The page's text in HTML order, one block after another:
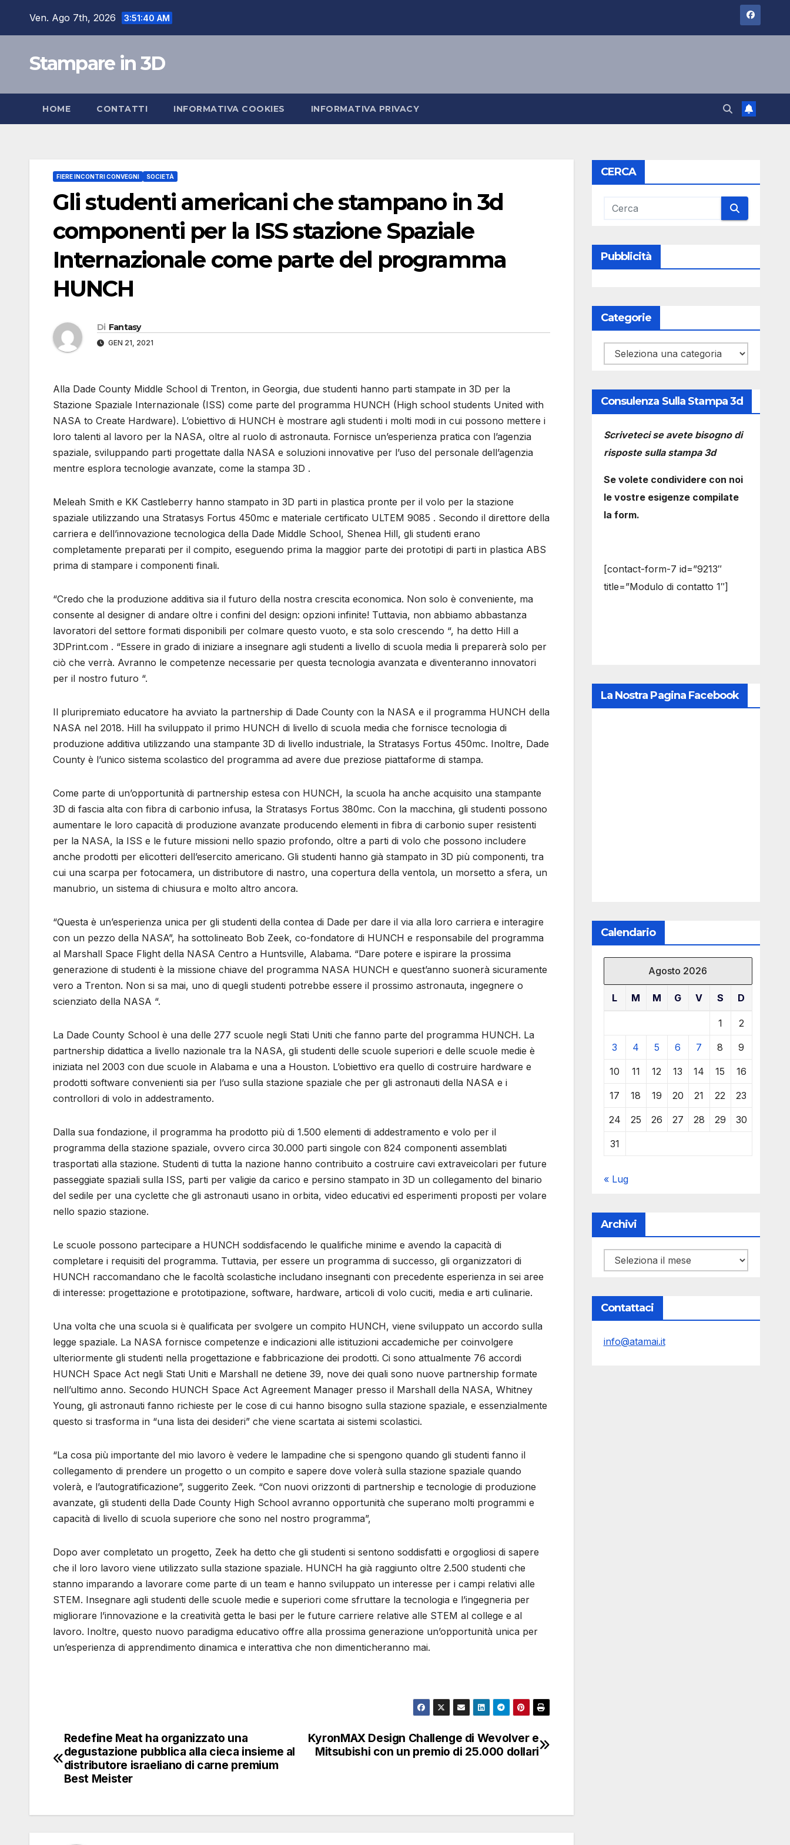
Ven. Ago 7th, 2026 3:51:41 AM
Stampare in 3D
HOME CONTATTI INFORMATIVA COOKIES INFORMATIVA PRIVACY
FIERE INCONTRI CONVEGNI SOCIETÀ
Gli studenti americani che stampano in 3d
componenti per la ISS stazione Spaziale
Internazionale come parte del programma
HUNCH
Di Fantasy
GEN 21, 2021
Alla Dade County Middle School di Trenton, in Georgia, due studenti hanno parti stampate in 3D per la
Stazione Spaziale Internazionale (ISS) come parte del programma HUNCH (High school students United with
NASA to Create Hardware). L’obiettivo di HUNCH è mostrare agli studenti i molti modi in cui possono mettere i
loro talenti al lavoro per la NASA, oltre al ruolo di astronauta. Fornisce un’esperienza pratica con l’agenzia
spaziale, sviluppando parti progettate dalla NASA e soluzioni innovative per l’uso del personale dell’agenzia
mentre esplora tecnologie avanzate, come la stampa 3D .
Meleah Smith e KK Castleberry hanno stampato in 3D parti in plastica pronte per il volo per la stazione
spaziale utilizzando una Stratasys Fortus 450mc e materiale certificato ULTEM 9085 . Secondo il direttore della
carriera e dell’innovazione tecnologica della Dade Middle School, Shenea Hill, gli studenti erano
completamente preparati per il compito, eseguendo prima la maggior parte dei prototipi di parti in plastica ABS
prima di stampare i componenti finali.
“Credo che la produzione additiva sia il futuro della nostra crescita economica. Non solo è conveniente, ma
consente al designer di andare oltre i confini del design: opzioni infinite! Tuttavia, non abbiamo abbastanza
lavoratori del settore formati disponibili per colmare questo vuoto, e sta solo crescendo “, ha detto Hill a
3DPrint.com . “Essere in grado di iniziare a insegnare agli studenti a livello di scuola media li preparerà solo per
ciò che verrà. Avranno le competenze necessarie per questa tecnologia avanzata e diventeranno innovatori
per il nostro futuro “.
Il pluripremiato educatore ha avviato la partnership di Dade County con la NASA e il programma HUNCH della
NASA nel 2018. Hill ha sviluppato il primo HUNCH di livello di scuola media che fornisce tecnologia di
produzione additiva utilizzando una stampante 3D di livello industriale, la Stratasys Fortus 450mc. Inoltre, Dade
County è l’unico sistema scolastico del programma ad avere due preziose piattaforme di stampa.
Come parte di un’opportunità di partnership estesa con HUNCH, la scuola ha anche acquisito una stampante
3D di fascia alta con fibra di carbonio infusa, la Stratasys Fortus 380mc. Con la macchina, gli studenti possono
aumentare le loro capacità di produzione avanzate producendo elementi in fibra di carbonio super resistenti
per la NASA, la ISS e le future missioni nello spazio profondo, oltre a parti di volo che possono includere
anche prodotti per elicotteri dell’esercito americano. Gli studenti hanno già stampato in 3D più componenti, tra
cui una scarpa per fotocamera, un distributore di nastro, una copertura della ventola, un morsetto a sfera, un
manubrio, un sistema di chiusura e molto altro ancora.
“Questa è un’esperienza unica per gli studenti della contea di Dade per dare il via alla loro carriera e interagire
con un pezzo della NASA”, ha sottolineato Bob Zeek, co-fondatore di HUNCH e responsabile del programma
al Marshall Space Flight della NASA Centro a Huntsville, Alabama. “Dare potere e ispirare la prossima
generazione di studenti è la missione chiave del programma NASA HUNCH e quest’anno suonerà sicuramente
vero a Trenton. Non si sa mai, uno di quegli studenti potrebbe essere il prossimo astronauta, ingegnere o
scienziato della NASA “.
La Dade County School è una delle 277 scuole negli Stati Uniti che fanno parte del programma HUNCH. La
partnership didattica a livello nazionale tra la NASA, gli studenti delle scuole superiori e delle scuole medie è
iniziata nel 2003 con due scuole in Alabama e una a Houston. L’obiettivo era quello di costruire hardware e
prodotti software convenienti sia per l’uso sulla stazione spaziale che per gli astronauti della NASA e i
controllori di volo in addestramento.
Dalla sua fondazione, il programma ha prodotto più di 1.500 elementi di addestramento e volo per il
programma della stazione spaziale, ovvero circa 30.000 parti singole con 824 componenti assemblati
trasportati alla stazione. Studenti di tutta la nazione hanno contribuito a costruire cavi extraveicolari per future
passeggiate spaziali sulla ISS, parti per valigie da carico e persino stampato in 3D un collegamento del binario
del sedile per una cyclette che gli astronauti usano in orbita, video educativi ed esperimenti proposti per volare
nello spazio stazione.
Le scuole possono partecipare a HUNCH soddisfacendo le qualifiche minime e avendo la capacità di
completare i requisiti del programma. Tuttavia, per essere un programma di successo, gli organizzatori di
HUNCH raccomandano che le facoltà scolastiche includano insegnanti con precedente esperienza in sei aree
di interesse: progettazione e prototipazione, software, hardware, articoli di volo cuciti, media e arti culinarie.
Una volta che una scuola si è qualificata per svolgere un compito HUNCH, viene sviluppato un accordo sulla
legge spaziale. La NASA fornisce competenze e indicazioni alle istituzioni accademiche per coinvolgere
ulteriormente gli studenti nella progettazione e fabbricazione dei prodotti. Ci sono attualmente 76 accordi
HUNCH Space Act negli Stati Uniti e Marshall ne detiene 39, nove dei quali sono nuove partnership formate
nell’ultimo anno. Secondo HUNCH Space Act Agreement Manager presso il Marshall della NASA, Whitney
Young, gli astronauti fanno richieste per le cose di cui hanno bisogno sulla stazione spaziale, e essenzialmente
questo si trasforma in “una lista dei desideri” che viene scartata ai sistemi scolastici.
“La cosa più importante del mio lavoro è vedere le lampadine che si spengono quando gli studenti fanno il
collegamento di prendere un progetto o un compito e sapere dove volerà sulla stazione spaziale quando
volerà, e l’autogratificazione”, suggerito Zeek. “Con nuovi orizzonti di partnership e tecnologie di produzione
avanzate, gli studenti della Dade County High School avranno opportunità che superano molti programmi e
capacità di livello di scuola superiore che sono nel nostro programma”,
Dopo aver completato un progetto, Zeek ha detto che gli studenti si sentono soddisfatti e orgogliosi di sapere
che il loro lavoro viene utilizzato sulla stazione spaziale. HUNCH ha già raggiunto oltre 2.500 studenti che
stanno imparando a lavorare come parte di un team e hanno sviluppato un interesse per i campi relativi alle
STEM. Insegnare agli studenti delle scuole medie e superiori come sfruttare la tecnologia e l’ingegneria per
migliorare l’innovazione e la creatività getta le basi per le future carriere relative alle STEM al college e al
lavoro. Inoltre, questo nuovo paradigma educativo offre alla prossima generazione un’opportunità unica per
un’esperienza di apprendimento dinamica e interattiva che non dimenticheranno mai.
Navigazione
articoli
KyronMAX Design Challenge di Wevolver e
Mitsubishi con un premio di 25.000 dollari
Redefine Meat ha organizzato una
degustazione pubblica alla cieca insieme al
distributore israeliano di carne premium
Best Meister
CERCA
Pubblicità
Categorie
Categorie
Consulenza Sulla Stampa 3d
Scriveteci se avete bisogno di
risposte sulla stampa 3d
Se volete condividere con noi
le vostre esigenze compilate
la form.
[contact-form-7 id=”9213″
title=”Modulo di contatto 1″]
La Nostra Pagina Facebook
Calendario
Agosto 2026
L M M G V S D
1 2
3 4 5 6 7 8 9
10 11 12 13 14 15 16
17 18 19 20 21 22 23
24 25 26 27 28 29 30
31
« Lug
Archivi
Archivi
Contattaci
info@atamai.it